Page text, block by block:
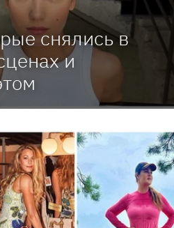
снялись в
и